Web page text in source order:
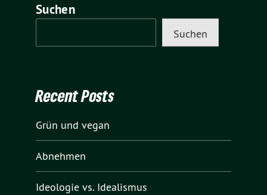
Suchen
Suchen
Recent Posts
Grün und vegan
Abnehmen
Ideologie vs. Idealismus